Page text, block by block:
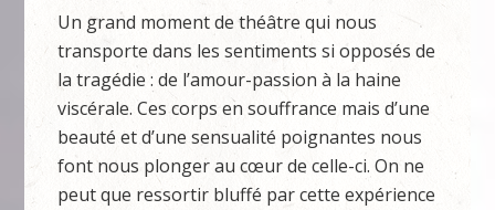
Un grand moment de théâtre qui nous
transporte dans les sentiments si opposés de
la tragédie : de l’amour-passion à la haine
viscérale. Ces corps en souffrance mais d’une
beauté et d’une sensualité poignantes nous
font nous plonger au cœur de celle-ci. On ne
peut que ressortir bluffé par cette expérience